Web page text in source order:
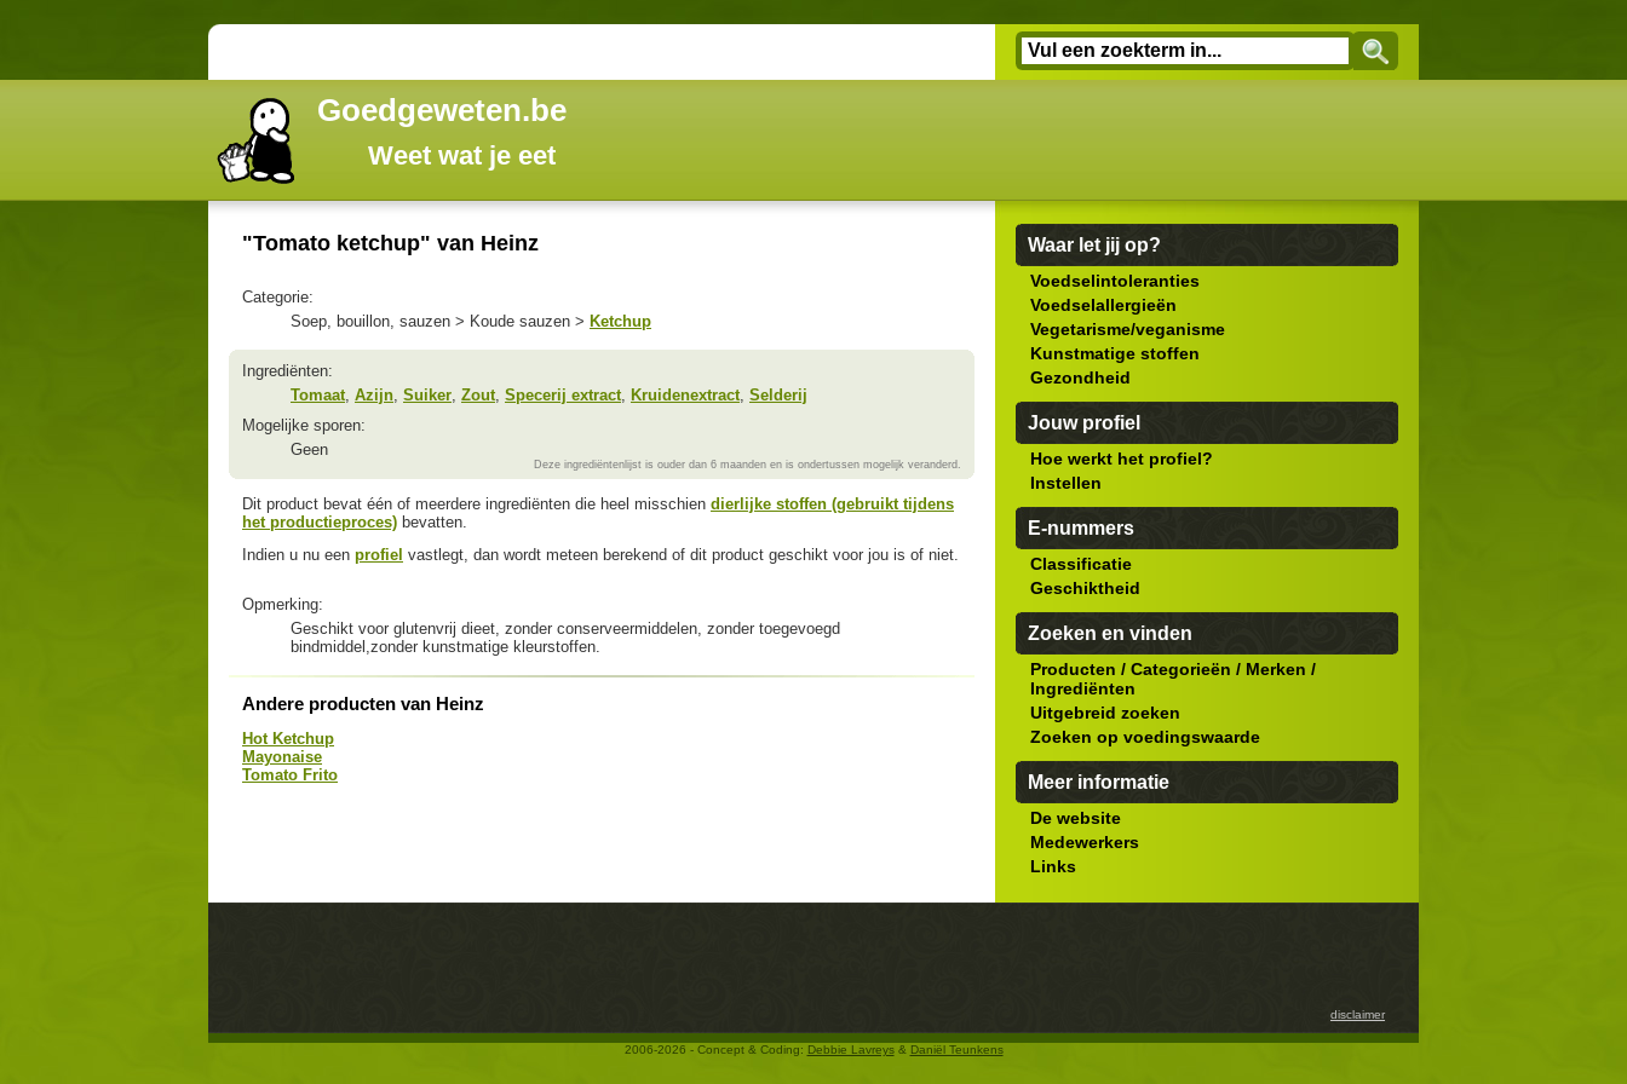
Goedgeweten.be
Weet wat je eet
"Tomato ketchup" van Heinz
Categorie:
Soep, bouillon, sauzen > Koude sauzen > Ketchup
Ingrediënten:
Tomaat Azijn Suiker Zout Specerij extract Kruidenextract Selderij
Mogelijke sporen:
Geen
Deze ingrediëntenlijst is ouder dan 6 maanden en is ondertussen mogelijk veranderd.
Dit product bevat één of meerdere ingrediënten die heel misschien dierlijke stoffen (gebruikt tijdens
het productieproces) bevatten.
Indien u nu een profiel vastlegt, dan wordt meteen berekend of dit product geschikt voor jou is of niet.
Opmerking:
Geschikt voor glutenvrij dieet, zonder conserveermiddelen, zonder toegevoegd
bindmiddel,zonder kunstmatige kleurstoffen.
Andere producten van Heinz
Hot Ketchup
Mayonaise
Tomato Frito
Waar let jij op?
Voedselintoleranties
Voedselallergieën
Vegetarisme/veganisme
Kunstmatige stoffen
Gezondheid
Jouw profiel
Hoe werkt het profiel?
Instellen
E-nummers
Classificatie
Geschiktheid
Zoeken en vinden
Producten / Categorieën / Merken /
Ingrediënten
Uitgebreid zoeken
Zoeken op voedingswaarde
Meer informatie
De website
Medewerkers
Links
disclaimer
2006-2026 - Concept & Coding: Debbie Lavreys& Daniël Teunkens